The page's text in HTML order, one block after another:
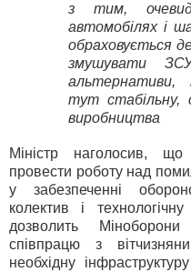
з тим,
автомобілях і
обраховується
змушувати
альтернативи,
тут стабільну,
виробництва
Міністр наголосив,
провести роботу над
у забезпеченні
колектив і
дозволить Міноборони
співпрацю з
необхідну